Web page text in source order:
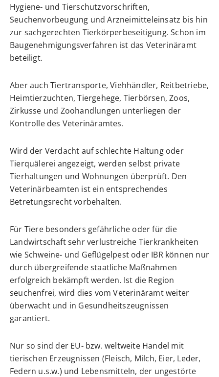
Hygiene- und Tierschutzvorschriften,
Seuchenvorbeugung und Arzneimitteleinsatz bis hin
zur sachgerechten Tierkörperbeseitigung. Schon im
Baugenehmigungsverfahren ist das Veterinäramt
beteiligt.
Aber auch Tiertransporte, Viehhändler, Reitbetriebe,
Heimtierzuchten, Tiergehege, Tierbörsen, Zoos,
Zirkusse und Zoohandlungen unterliegen der
Kontrolle des Veterinäramtes.
Wird der Verdacht auf schlechte Haltung oder
Tierquälerei angezeigt, werden selbst private
Tierhaltungen und Wohnungen überprüft. Den
Veterinärbeamten ist ein entsprechendes
Betretungsrecht vorbehalten.
Für Tiere besonders gefährliche oder für die
Landwirtschaft sehr verlustreiche Tierkrankheiten
wie Schweine- und Geflügelpest oder IBR können nur
durch übergreifende staatliche Maßnahmen
erfolgreich bekämpft werden. Ist die Region
seuchenfrei, wird dies vom Veterinäramt weiter
überwacht und in Gesundheitszeugnissen
garantiert.
Nur so sind der EU- bzw. weltweite Handel mit
tierischen Erzeugnissen (Fleisch, Milch, Eier, Leder,
Federn u.s.w.) und Lebensmitteln, der ungestörte